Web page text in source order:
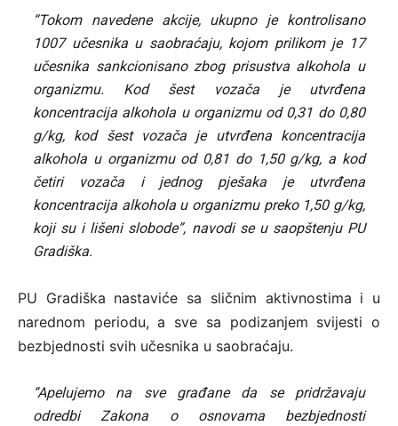
“Tokom navedene akcije, ukupno je kontrolisano
1007 učesnika u saobraćaju, kojom prilikom je 17
učesnika sankcionisano zbog prisustva alkohola u
organizmu. Kod šest vozača je utvrđena
koncentracija alkohola u organizmu od 0,31 do 0,80
g/kg, kod šest vozača je utvrđena koncentracija
alkohola u organizmu od 0,81 do 1,50 g/kg, a kod
četiri vozača i jednog pješaka je utvrđena
koncentracija alkohola u organizmu preko 1,50 g/kg,
koji su i lišeni slobode”, navodi se u saopštenju PU
Gradiška.
PU Gradiška nastaviće sa sličnim aktivnostima i u
narednom periodu, a sve sa podizanjem svijesti o
bezbjednosti svih učesnika u saobraćaju.
“Apelujemo na sve građane da se pridržavaju
odredbi Zakona o osnovama bezbjednosti